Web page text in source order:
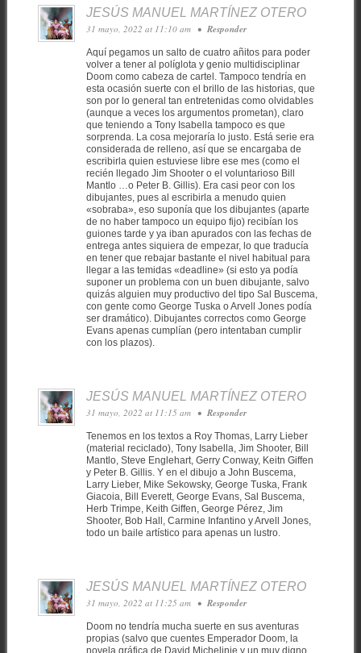
JESÚS MANUEL MARTÍNEZ OTERO
31 mayo, 2022 at 11:10 am • Responder
Aquí pegamos un salto de cuatro añitos para poder
volver a tener al políglota y genio multidisciplinar
Doom como cabeza de cartel. Tampoco tendría en
esta ocasión suerte con el brillo de las historias, que
son por lo general tan entretenidas como olvidables
(aunque a veces los argumentos prometan), claro
que teniendo a Tony Isabella tampoco es que
sorprenda. La cosa mejoraría lo justo. Está serie era
considerada de relleno, así que se encargaba de
escribirla quien estuviese libre ese mes (como el
recién llegado Jim Shooter o el voluntarioso Bill
Mantlo …o Peter B. Gillis). Era casi peor con los
dibujantes, pues al escribirla a menudo quien
«sobraba», eso suponía que los dibujantes (aparte
de no haber tampoco un equipo fijo) recibían los
guiones tarde y ya iban apurados con las fechas de
entrega antes siquiera de empezar, lo que traducía
en tener que rebajar bastante el nivel habitual para
llegar a las temidas «deadline» (si esto ya podía
suponer un problema con un buen dibujante, salvo
quizás alguien muy productivo del tipo Sal Buscema,
con gente como George Tuska o Arvell Jones podía
ser dramático). Dibujantes correctos como George
Evans apenas cumplían (pero intentaban cumplir
con los plazos).
JESÚS MANUEL MARTÍNEZ OTERO
31 mayo, 2022 at 11:15 am • Responder
Tenemos en los textos a Roy Thomas, Larry Lieber
(material reciclado), Tony Isabella, Jim Shooter, Bill
Mantlo, Steve Englehart, Gerry Conway, Keitn Giffen
y Peter B. Gillis. Y en el dibujo a John Buscema,
Larry Lieber, Mike Sekowsky, George Tuska, Frank
Giacoia, Bill Everett, George Evans, Sal Buscema,
Herb Trimpe, Keith Giffen, George Pérez, Jim
Shooter, Bob Hall, Carmine Infantino y Arvell Jones,
todo un baile artístico para apenas un lustro.
JESÚS MANUEL MARTÍNEZ OTERO
31 mayo, 2022 at 11:25 am • Responder
Doom no tendría mucha suerte en sus aventuras
propias (salvo que cuentes Emperador Doom, la
novela gráfica de David Michelinie y un muy digno